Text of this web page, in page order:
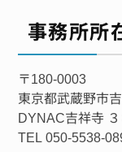
事務所所
〒180-0003
東京都武蔵野市
DYNAC吉祥寺
TEL 050-5538-